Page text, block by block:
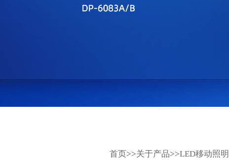
首页>>关于产品>>LED移动照明